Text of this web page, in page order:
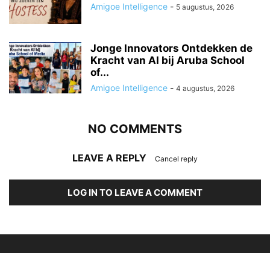
Amigoe Intelligence - 5 augustus, 2026
Jonge Innovators Ontdekken de
Kracht van AI bij Aruba School
of...
Amigoe Intelligence - 4 augustus, 2026
NO COMMENTS
LEAVE A REPLY Cancel reply
LOG IN TO LEAVE A COMMENT